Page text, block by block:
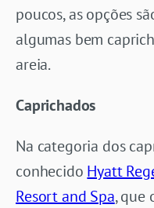
poucos, as opções
algumas bem
areia.
Caprichados
Na categoria dos
conhecido Hyatt
Resort and Spa, que